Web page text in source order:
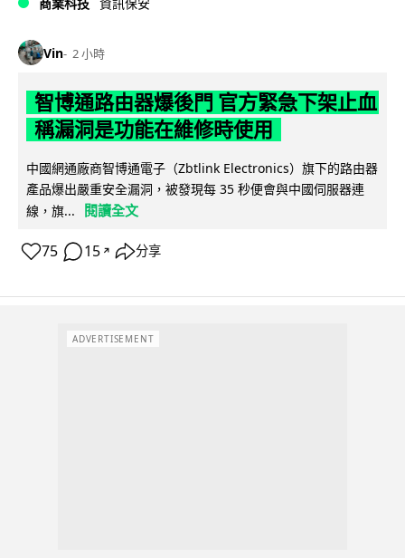
Vin 2 小時
智博通路由器爆後門 官方緊急下架止血
稱漏洞是功能在維修時使用
中國網通廠商智博通電子（Zbtlink Electronics）旗下的路由器
產品爆出嚴重安全漏洞，被發現每 35 秒便會與中國伺服器連
線，旗...
閱讀全文
75 15 ↗ 分享
ADVERTISEMENT